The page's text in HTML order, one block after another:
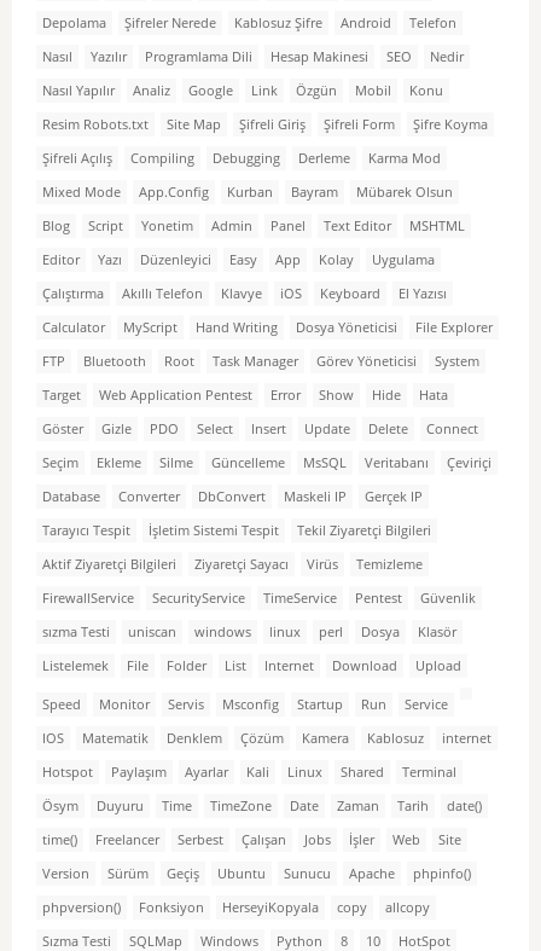
Depolama
Şifreler Nerede Kablosuz Şifre Android
Telefon
Nasıl
Yazılır Programlama Dili Hesap Makinesi SEO
Nedir
Nasıl Yapılır
Analiz Google Link Özgün Mobil
Konu
Resim Robots.txt
Site Map Şifreli Giriş Şifreli Form
Şifre Koyma
Şifreli Açılış
Compiling Debugging Derleme
Karma Mod
Mixed Mode
App.Config Kurban Bayram
Mübarek Olsun
Blog
Script Yonetim Admin Panel Text Editor
MSHTML
Editor
Yazı Düzenleyici Easy App Kolay
Uygulama
Çalıştırma
Akıllı Telefon Klavye iOS Keyboard
El Yazısı
Calculator
MyScript Hand Writing Dosya Yöneticisi
File Explorer
FTP
Bluetooth Root Task Manager Görev Yöneticisi
System
Target
Web Application Pentest Error Show Hide
Hata
Göster
Gizle PDO Select Insert Update Delete
Connect
Seçim
Ekleme Silme Güncelleme MsSQL Veritabanı
Çeviriçi
Database
Converter DbConvert Maskeli IP
Gerçek IP
Tarayıcı Tespit
İşletim Sistemi Tespit
Tekil Ziyaretçi Bilgileri
Aktif Ziyaretçi Bilgileri
Ziyaretçi Sayacı Virüs
Temizleme
FirewallService
SecurityService TimeService Pentest
Güvenlik
sızma Testi
uniscan windows linux perl Dosya
Klasör
Listelemek
File Folder List Internet Download Upload
Speed Monitor Servis Msconfig Startup Run
Service
IOS
Matematik Denklem Çözüm Kamera Kablosuz
internet
Hotspot
Paylaşım Ayarlar Kali Linux Shared
Terminal
Ösym
Duyuru Time TimeZone Date Zaman Tarih
date()
time()
Freelancer Serbest Çalışan Jobs İşler Web
Site
Version
Sürüm Geçiş Ubuntu Sunucu Apache
phpinfo()
phpversion()
Fonksiyon HerseyiKopyala copy
allcopy
Sızma Testi
SQLMap Windows Python 8 10
HotSpot